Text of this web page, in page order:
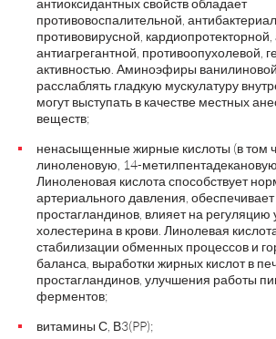
антиоксидантных свойств обладает
противовоспалительной,
противовирусной, кардиопротекторной,
антиагрегантной, противоопухолевой,
активностью. Аминоэфиры
расслаблять гладкую мускулатуру
могут выступать в качестве местных
веществ;
ненасыщенные жирные кислоты (в том
линоленовую, 14-
Линоленовая кислота способствует
артериального давления,
простагландинов, влияет на регуляцию
холестерина в крови. Линолевая
стабилизации обменных процессов и
баланса, выработки жирных кислот в
простагландинов, улучшения работы
ферментов;
витамины С, Β3(PP);